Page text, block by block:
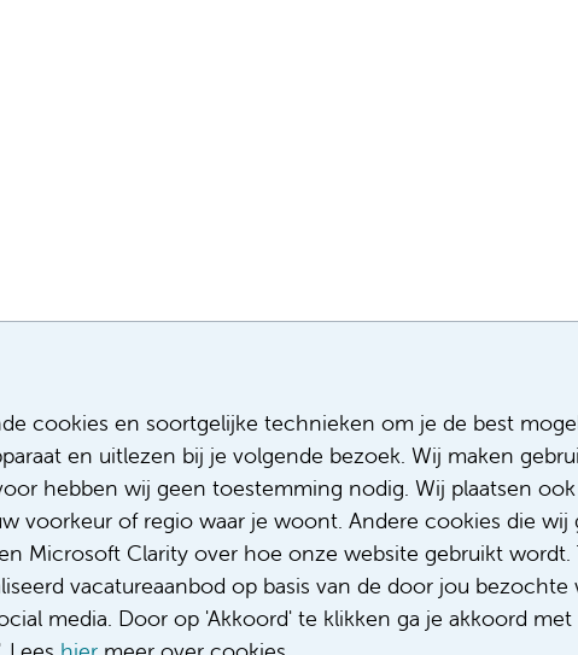
cookies en soortgelijke technieken om je de best
en uitlezen bij je volgende bezoek. Wij maken
hebben wij geen toestemming nodig. Wij plaatsen
voorkeur of regio waar je woont. Andere cookies die wij
Microsoft Clarity over hoe onze website gebruikt
vacatureaanbod op basis van de door jou bezochte
media. Door op 'Akkoord' te klikken ga je akkoord met
met een
voeding
radiologie
Meer
Solliciteren
Over ons
Diversiteit & inclusie
Gedragscode
Klacht/feedback
Compliment/suggestie